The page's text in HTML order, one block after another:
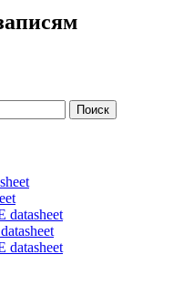
datasheet
datasheet